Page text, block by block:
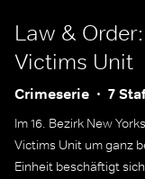
Law &
Victims Unit
Crimeserie 7
Im 16. Bezirk New
Victims Unit um ganz
Einheit beschäftigt